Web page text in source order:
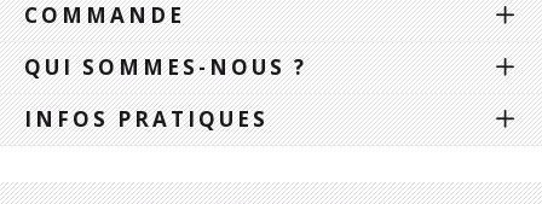
COMMANDE
QUI SOMMES-NOUS ?
INFOS PRATIQUES